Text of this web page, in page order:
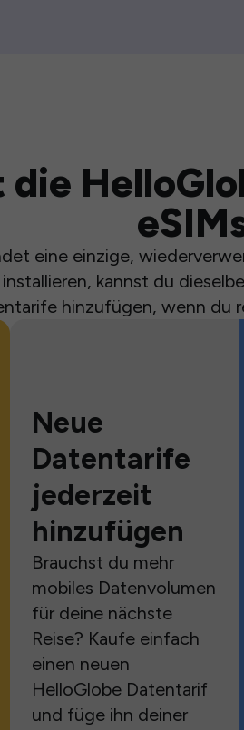
eine einzige,
kannst du
hinzufügen, wenn du
Neue
Datentarife
jederzeit
hinzufügen
Brauchst du mehr
mobiles Datenvolumen
für deine nächste
Reise? Kaufe einfach
einen neuen
HelloGlobe Datentarif
und füge ihn deiner